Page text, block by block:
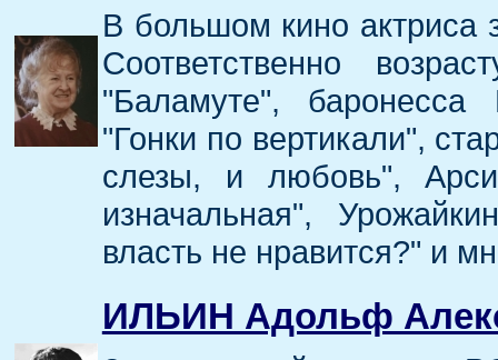
В большом кино актриса
Соответственно
"Баламуте", баронесса
"Гонки по вертикали",
слезы, и любовь",
изначальная",
власть не нравится?" и
ИЛЬИН Адольф